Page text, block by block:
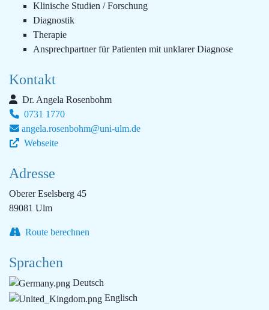
Klinische Studien / Forschung
Diagnostik
Therapie
Ansprechpartner für Patienten mit unklarer Diagnose
Kontakt
Dr. Angela Rosenbohm
0731 1770
angela.rosenbohm@uni-ulm.de
Webseite
Adresse
Oberer Eselsberg 45
89081 Ulm
Route berechnen
Sprachen
Deutsch
Englisch